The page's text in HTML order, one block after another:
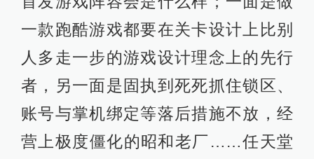
一款跑酷游戏都要在关卡设计上比别
人多走一步的游戏设计理念上的先行
者，另一面是固执到死死抓住锁区、
账号与掌机绑定等落后措施不放，经
营上极度僵化的昭和老厂……任天堂